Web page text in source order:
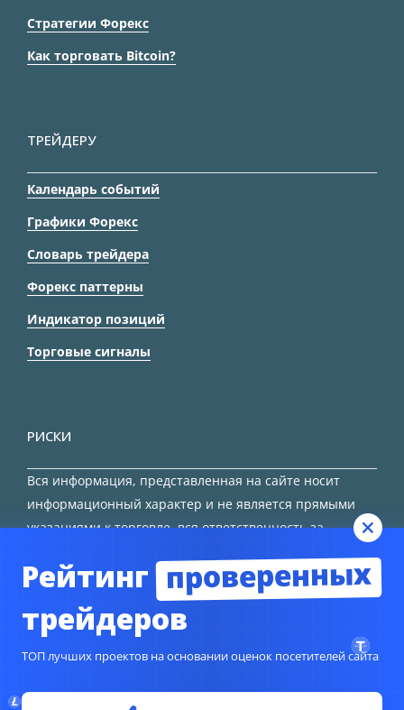
Стратегии Форекс
Как торговать Bitcoin?
ТРЕЙДЕРУ
Календарь событий
Графики Форекс
Словарь трейдера
Форекс паттерны
Индикатор позиций
Торговые сигналы
РИСКИ
Вся информация, представленная на сайте носит
информационный характер и не является прямыми
указаниями к торговле, вся ответственность за
Рейтинг проверенных
трейдеров
ТОП лучших проектов на основании оценок посетителей сайта